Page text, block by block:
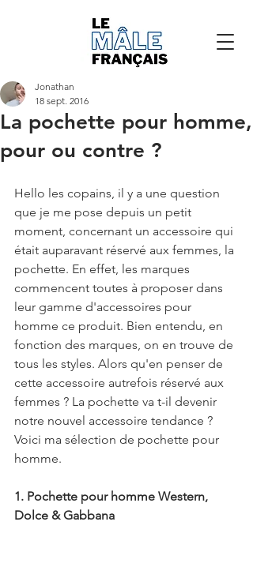
La pochette pour homme,
pour ou contre ?
Jonathan
18 sept. 2016
Hello les copains, il y a une question
que je me pose depuis un petit
moment, concernant un accessoire qui
était auparavant réservé aux femmes, la
pochette. En effet, les marques
commencent toutes à proposer dans
leur gamme d'accessoires pour
homme ce produit. Bien entendu, en
fonction des marques, on en trouve de
tous les styles. Alors qu'en penser de
cette accessoire autrefois réservé aux
femmes ? La pochette va t-il devenir
notre nouvel accessoire tendance ?
Voici ma sélection de pochette pour
homme.
1. Pochette pour homme Western,
Dolce & Gabbana